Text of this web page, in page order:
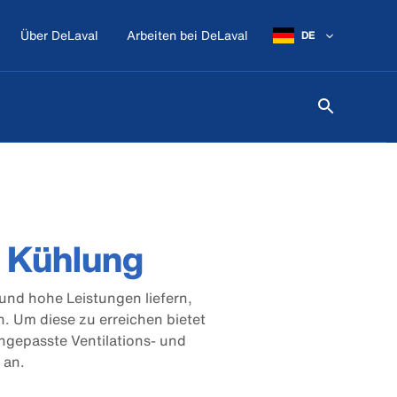
Über DeLaval Arbeiten bei DeLaval DE
hohe Leistungen liefern,
Um diese zu erreichen bietet
Ventilations- und